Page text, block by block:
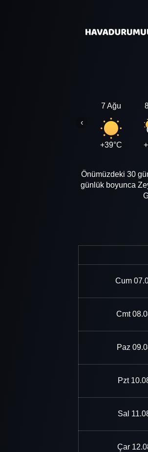
7 Ağu
+39°C
‹
Önümüzdeki 30
günlük boyunca
Cum
Cmt
Paz
Pzt
Sal
Çar